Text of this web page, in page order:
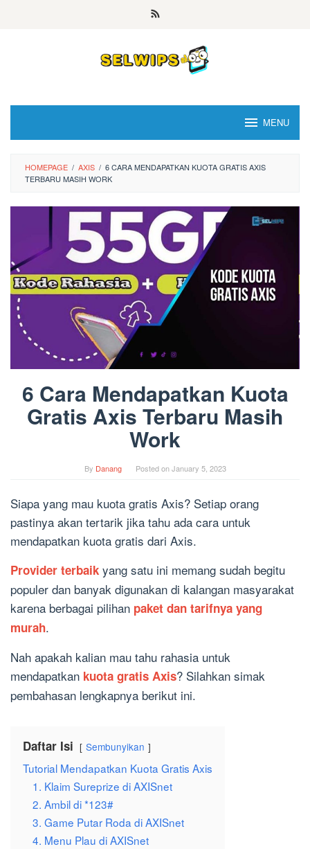
MENU
HOMEPAGE / AXIS / 6 CARA MENDAPATKAN KUOTA GRATIS AXIS
TERBARU MASIH WORK
6 Cara Mendapatkan Kuota
Gratis Axis Terbaru Masih
Work
By Danang Posted onJanuary 5, 2023
Siapa yang mau kuota gratis Axis? Setiap orang
pastinya akan tertarik jika tahu ada cara untuk
mendapatkan kuota gratis dari Axis.
Provider terbaik yang satu ini memang sudah begitu
populer dan banyak digunakan di kalangan masyarakat
karena berbagai pilihan paket dan tarifnya yang
murah.
Nah apakah kalian mau tahu rahasia untuk
mendapatkan kuota gratis Axis? Silahkan simak
pembahasan lengkapnya berikut ini.
Daftar Isi Sembunyikan
Tutorial Mendapatkan Kuota Gratis Axis
1. Klaim Sureprize di AXISnet
2. Ambil di *123#
3. Game Putar Roda di AXISnet
4. Menu Plau di AXISnet